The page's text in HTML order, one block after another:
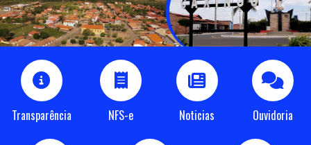
Transparência NFS-e Noticias Ouvidoria